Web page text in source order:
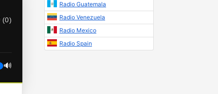
(0)
🔊
Radio Guatemala
Radio Venezuela
Radio Mexico
Radio Spain